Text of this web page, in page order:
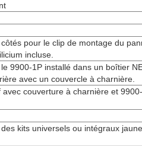
côtés pour le clip de montage du
incluse.
9900-1P installé dans un boîtier
avec un couvercle à charnière.
couverture à charnière et
kits universels ou intégraux